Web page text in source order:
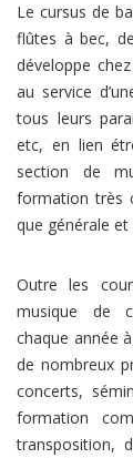
Le cursus de
flûtes à bec,
développe
au service
tous leurs
etc, en lien
section de
formation très
que générale et
Outre les
musique de
chaque année
de nombreux
concerts,
formation
transposition,